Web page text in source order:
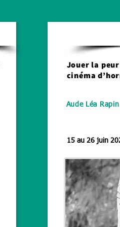
Jouer la
cinéma
Aude Léa
15 au 26 juin